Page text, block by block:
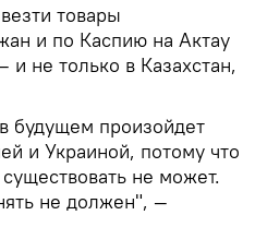
товары
и по Каспию на Актау
и не только в Казахстан,
будущем произойдет
и Украиной, потому что
не может.
не должен", —